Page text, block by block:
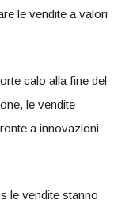
le vendite a valori
calo alla fine del
le vendite
a innovazioni
le vendite stanno